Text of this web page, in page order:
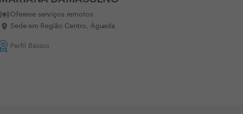
Oferece serviços remotos
Sede em Região Centro, Águeda
Perfil Básico